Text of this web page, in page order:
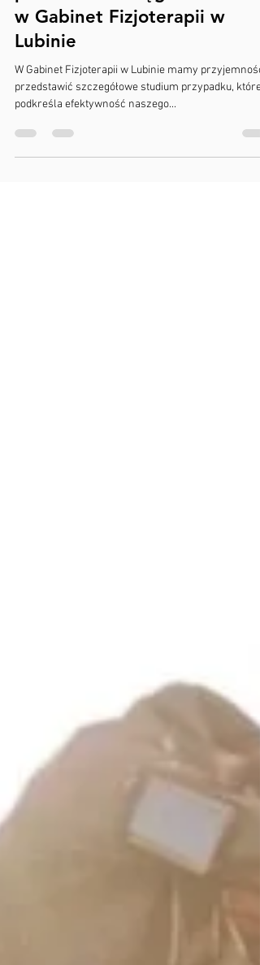
zapaleniem okostnej i
problemami ścięgna Achillesa
w Gabinet Fizjoterapii w
Lubinie
przedstawić szczegółowe studium przypadku, które
podkreśla efektywność naszego...